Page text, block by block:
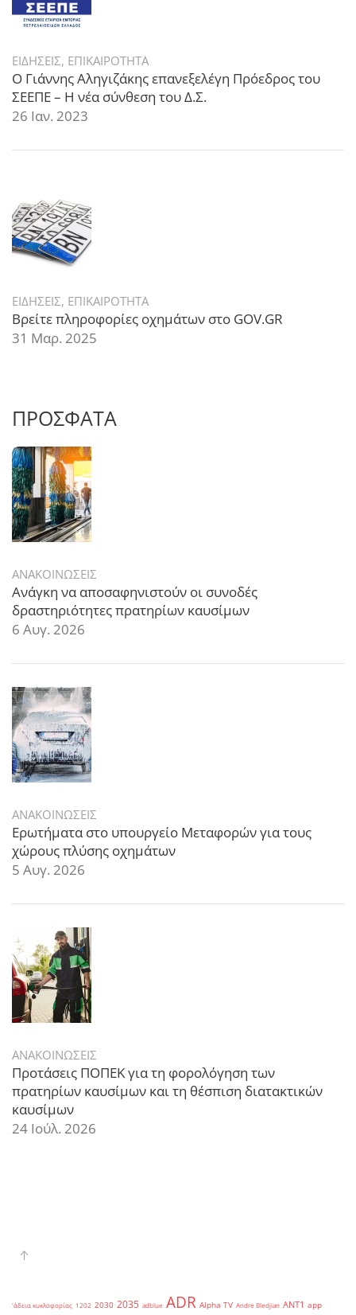
ΕΙΔΗΣΕΙΣ, ΕΠΙΚΑΙΡΟΤΗΤΑ
Ο Γιάννης Αληγιζάκης επανεξελέγη Πρόεδρος του
ΣΕΕΠΕ – Η νέα σύνθεση του Δ.Σ.
26 Ιαν. 2023
ΕΙΔΗΣΕΙΣ, ΕΠΙΚΑΙΡΟΤΗΤΑ
Βρείτε πληροφορίες οχημάτων στο GOV.GR
31 Μαρ. 2025
ΠΡΟΣΦΑΤΑ
ΑΝΑΚΟΙΝΩΣΕΙΣ
Ανάγκη να αποσαφηνιστούν οι συνοδές
δραστηριότητες πρατηρίων καυσίμων
6 Αυγ. 2026
ΑΝΑΚΟΙΝΩΣΕΙΣ
Ερωτήματα στο υπουργείο Μεταφορών για τους
χώρους πλύσης οχημάτων
5 Αυγ. 2026
ΑΝΑΚΟΙΝΩΣΕΙΣ
Προτάσεις ΠΟΠΕΚ για τη φορολόγηση των
πρατηρίων καυσίμων και τη θέσπιση διατακτικών
καυσίμων
24 Ιούλ. 2026
'άδεια κυκλοφορίας 1202 2030 2035 adblue ADR Alpha TV Andre Bledjian ANT1 app